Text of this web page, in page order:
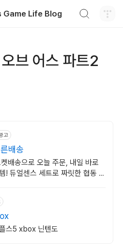
Game Life Blog
브 어스 파트2
고
배송
배송으로 오늘 주문, 내일 바로
! 듀얼센스 세트로 짜릿한 협동 플
스5 xbox 닌텐도